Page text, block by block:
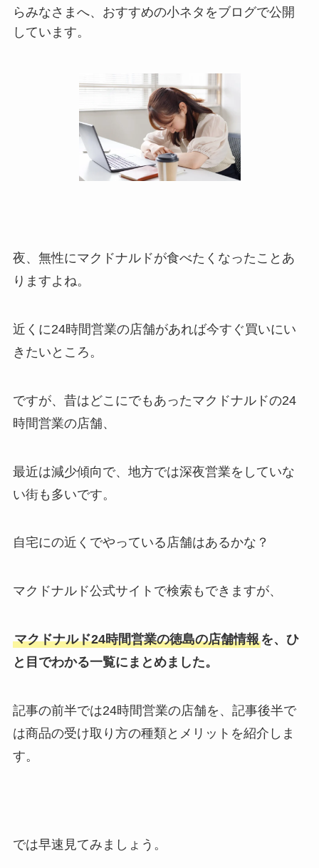
らみなさまへ、おすすめの小ネタをブログで公開
しています。
夜、無性にマクドナルドが食べたくなったことあ
りますよね。
近くに24時間営業の店舗があれば今すぐ買いにい
きたいところ。
ですが、昔はどこにでもあったマクドナルドの24
時間営業の店舗、
最近は減少傾向で、地方では深夜営業をしていな
い街も多いです。
自宅にの近くでやっている店舗はあるかな？
マクドナルド公式サイトで検索もできますが、
マクドナルド24時間営業の徳島の店舗情報を、ひ
と目でわかる一覧にまとめました。
記事の前半では24時間営業の店舗を、記事後半で
は商品の受け取り方の種類とメリットを紹介しま
す。
では早速見てみましょう。